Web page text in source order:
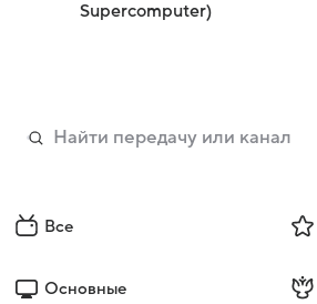
Supercomputer)
Все
Основные